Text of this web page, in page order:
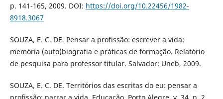
p. 141-165, 2009. DOI: https://doi.org/10.22456/1982-
8918.3067
SOUZA, E. C. DE. Pensar a profissão: escrever a vida:
memória (auto)biografia e práticas de formação. Relatório
de pesquisa para professor titular. Salvador: Uneb, 2009.
SOUZA, E. C. DE. Territórios das escritas do eu: pensar a
profissão: narrar a vida. Educação, Porto Alegre, v. 34, n. 2,